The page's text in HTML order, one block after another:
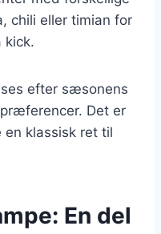
chili eller timian for
kick.
efter sæsonens
Det er
klassisk ret til
En del